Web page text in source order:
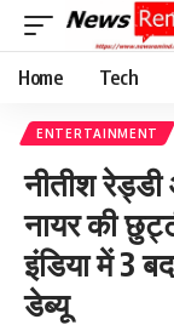
Home Tech
ENTERTAINMENT
नीतीश
नायर की
इंडिया में 3
डेब्यू